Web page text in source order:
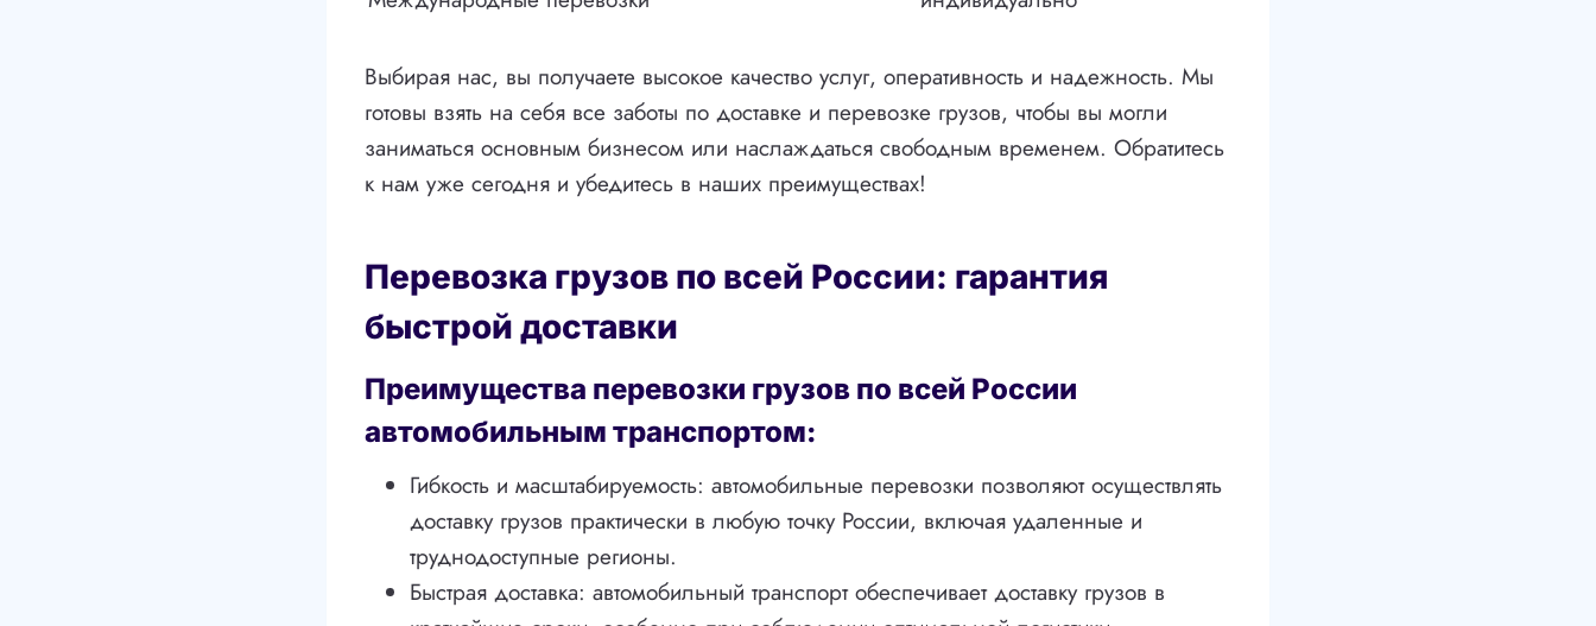
Выбирая нас, вы получаете высокое качество услуг, оперативность и надежность. Мы
готовы взять на себя все заботы по доставке и перевозке грузов, чтобы вы могли
заниматься основным бизнесом или наслаждаться свободным временем. Обратитесь
к нам уже сегодня и убедитесь в наших преимуществах!
Перевозка грузов по всей России: гарантия
быстрой доставки
Преимущества перевозки грузов по всей России
автомобильным транспортом:
Гибкость и масштабируемость: автомобильные перевозки позволяют осуществлять
доставку грузов практически в любую точку России, включая удаленные и
труднодоступные регионы.
Быстрая доставка: автомобильный транспорт обеспечивает доставку грузов в